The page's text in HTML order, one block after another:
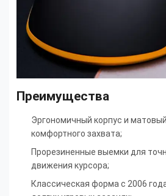
Преимущества
Эргономичный корпус и
комфортного захвата;
Прорезиненные выемки для
движения курсора;
Классическая форма с 2006